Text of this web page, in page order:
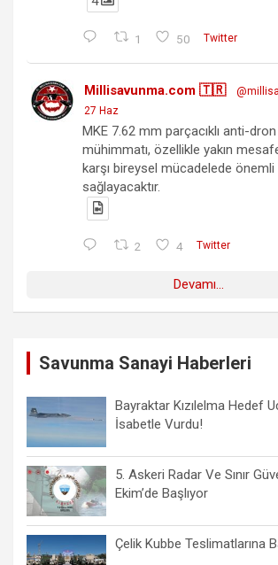
1 50 Twitter
Millisavunma.com 🇹🇷
27 Haz
MKE 7.62 mm parçacıklı anti-dron
mühimmatı, özellikle yakın
karşı bireysel mücadelede
sağlayacaktır.
2 4 Twitter
Devamı...
Savunma Sanayi Haberleri
Bayraktar Kızılelma Hedef
İsabetle Vurdu!
5. Askeri Radar Ve Sınır
Ekim’de Başlıyor
Çelik Kubbe Teslimatlarına